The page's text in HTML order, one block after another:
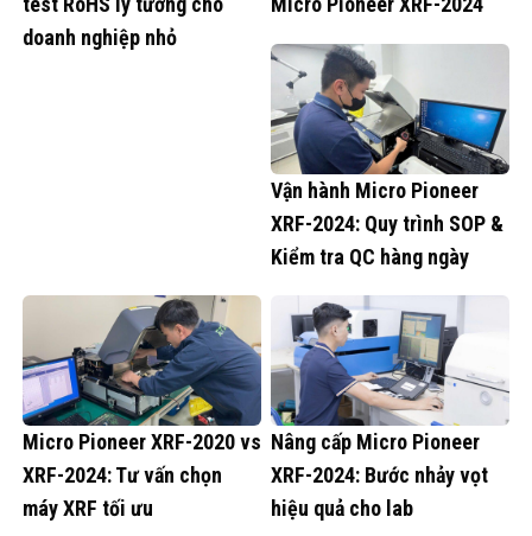
doanh nghiệp nhỏ
Vận hành Micro Pioneer
XRF-2024: Quy trình SOP &
Kiểm tra QC hàng ngày
Micro Pioneer XRF-2020 vs
XRF-2024: Tư vấn chọn
máy XRF tối ưu
Nâng cấp Micro Pioneer
XRF-2024: Bước nhảy vọt
hiệu quả cho lab